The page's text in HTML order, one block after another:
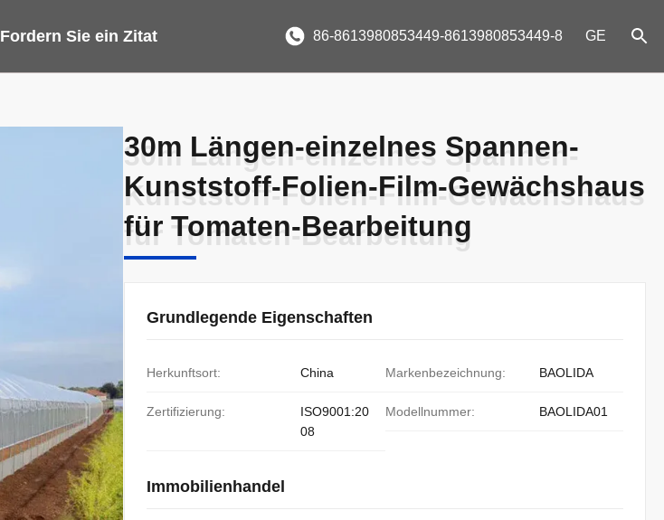
Fordern Sie ein Zitat 86-8613980853449-8613980853449-8 GE
30m Längen-einzelnes Spannen-
Kunststoff-Folien-Film-Gewächshaus
für Tomaten-Bearbeitung
30m Längen-einzelnes Spannen-
Kunststoff-Folien-Film-Gewächshaus
für Tomaten-Bearbeitung
Grundlegende Eigenschaften
Herkunftsort: China Markenbezeichnung: BAOLIDA
Zertifizierung:
ISO9001:20
08
Modellnummer: BAOLIDA01
Immobilienhandel